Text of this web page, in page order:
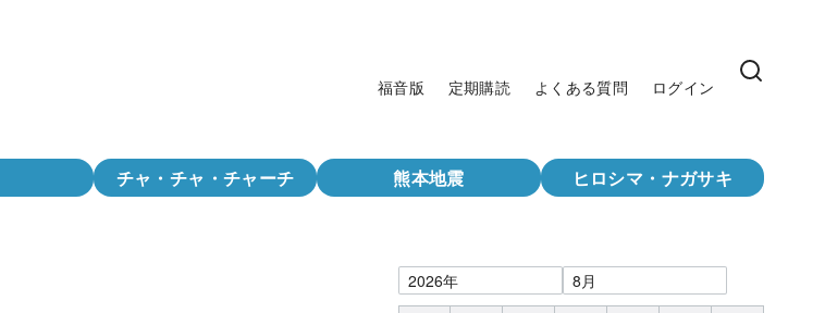
福音版 定期購読 よくある質問 ログイン
チャ・チャ・チャーチ 熊本地震 ヒロシマ・ナガサキ